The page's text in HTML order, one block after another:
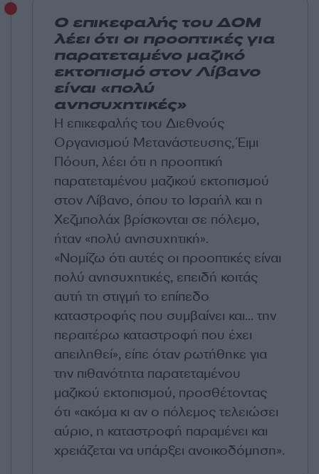
Ο επικεφαλής του ΔΟΜ
λέει ότι οι προοπτικές για
παρατεταμένο μαζικό
εκτοπισμό στον Λίβανο
είναι «πολύ
ανησυχητικές»
Η επικεφαλής του Διεθνούς
Οργανισμού Μετανάστευσης, Έιμι
Πόουπ, λέει ότι η προοπτική
παρατεταμένου μαζικού εκτοπισμού
στον Λίβανο, όπου το Ισραήλ και η
Χεζμπολάχ βρίσκονται σε πόλεμο,
ήταν «πολύ ανησυχητική».
«Νομίζω ότι αυτές οι προοπτικές είναι
πολύ ανησυχητικές, επειδή κοιτάς
αυτή τη στιγμή το επίπεδο
καταστροφής που συμβαίνει και... την
περαιτέρω καταστροφή που έχει
απειληθεί», είπε όταν ρωτήθηκε για
την πιθανότητα παρατεταμένου
μαζικού εκτοπισμού, προσθέτοντας
ότι «ακόμα κι αν ο πόλεμος τελειώσει
αύριο, η καταστροφή παραμένει και
χρειάζεται να υπάρξει ανοικοδόμηση».